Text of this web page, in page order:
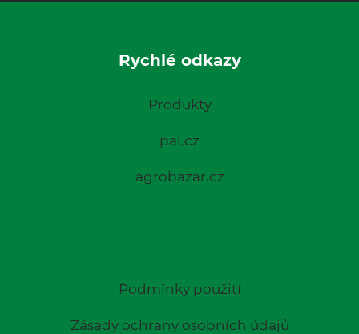
Rychlé odkazy
Produkty
pal.cz
agrobazar.cz
Podmínky použití
Zásady ochrany osobních údajů